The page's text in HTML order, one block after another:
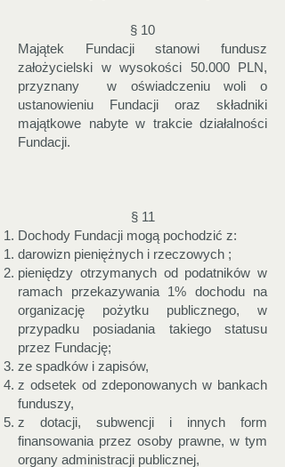
§ 10
Majątek Fundacji stanowi fundusz
założycielski w wysokości 50.000 PLN,
przyznany w oświadczeniu woli o
ustanowieniu Fundacji oraz składniki
majątkowe nabyte w trakcie działalności
Fundacji.
§ 11
Dochody Fundacji mogą pochodzić z:
darowizn pieniężnych i rzeczowych ;
pieniędzy otrzymanych od podatników w
ramach przekazywania 1% dochodu na
organizację pożytku publicznego, w
przypadku posiadania takiego statusu
przez Fundację;
ze spadków i zapisów,
z odsetek od zdeponowanych w bankach
funduszy,
z dotacji, subwencji i innych form
finansowania przez osoby prawne, w tym
organy administracji publicznej,